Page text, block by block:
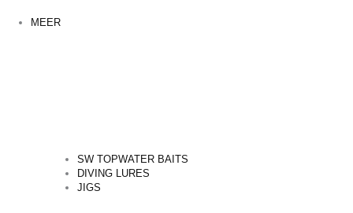
MEER
SW TOPWATER BAITS
DIVING LURES
JIGS